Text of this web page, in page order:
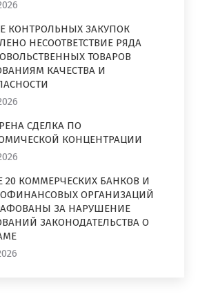
КОНТРОЛЬНЫХ ЗАКУПОК
НЕСООТВЕТСТВИЕ РЯДА
ТОВАРОВ
КАЧЕСТВА И
СДЕЛКА ПО
КОНЦЕНТРАЦИИ
20 КОММЕРЧЕСКИХ БАНКОВ И
ОРГАНИЗАЦИЙ
ЗА НАРУШЕНИЕ
ЗАКОНОДАТЕЛЬСТВА О